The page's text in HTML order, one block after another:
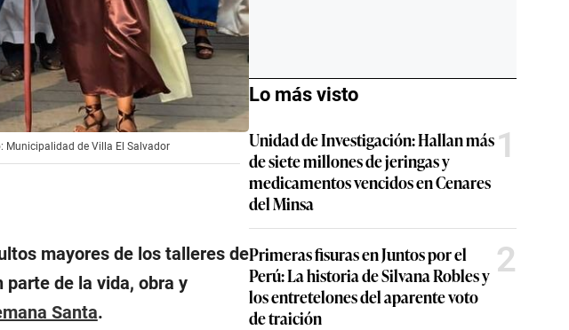
Municipalidad de Villa El Salvador
mayores de los talleres de
parte de la vida, obra y
Santa.
Lo más visto
Unidad de Investigación: Hallan más
de siete millones de jeringas y
medicamentos vencidos en Cenares
del Minsa
1
Primeras fisuras en Juntos por el
Perú: La historia de Silvana Robles y
los entretelones del aparente voto
de traición
2